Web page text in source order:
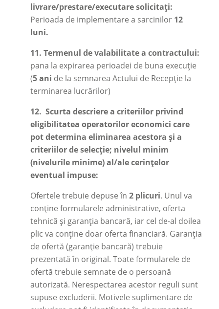
livrare/prestare/executare solicitați:
Perioada de implementare a sarcinilor 12
luni.
11. Termenul de valabilitate a contractului:
pana la expirarea perioadei de buna execuție
(5 ani de la semnarea Actului de Recepție la
terminarea lucrărilor)
12. Scurta descriere a criteriilor privind
eligibilitatea operatorilor economici care
pot determina eliminarea acestora și a
criteriilor de selecție; nivelul minim
(nivelurile minime) al/ale cerințelor
eventual impuse:
Ofertele trebuie depuse în 2 plicuri. Unul va
conține formularele administrative, oferta
tehnică și garanția bancară, iar cel de-al doilea
plic va conține doar oferta financiară. Garanția
de ofertă (garanție bancară) trebuie
prezentată în original. Toate formularele de
ofertă trebuie semnate de o persoană
autorizată. Nerespectarea acestor reguli sunt
supuse excluderii. Motivele suplimentare de